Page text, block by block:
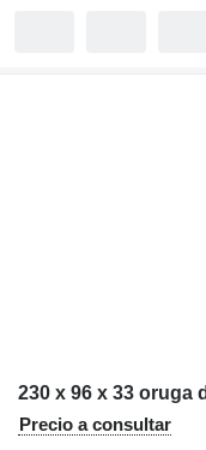
Precio a consultar